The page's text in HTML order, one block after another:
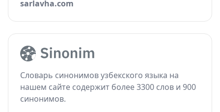
sarlavha.com
Словарь синонимов узбекского языка на
нашем сайте содержит более 3300 слов и 900
синонимов.